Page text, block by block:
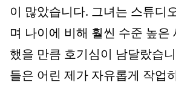
이 많았습니다. 그녀는 스튜디
며 나이에 비해 훨씬 수준 높은
했을 만큼 호기심이 남달랐습
들은 어린 제가 자유롭게 작업